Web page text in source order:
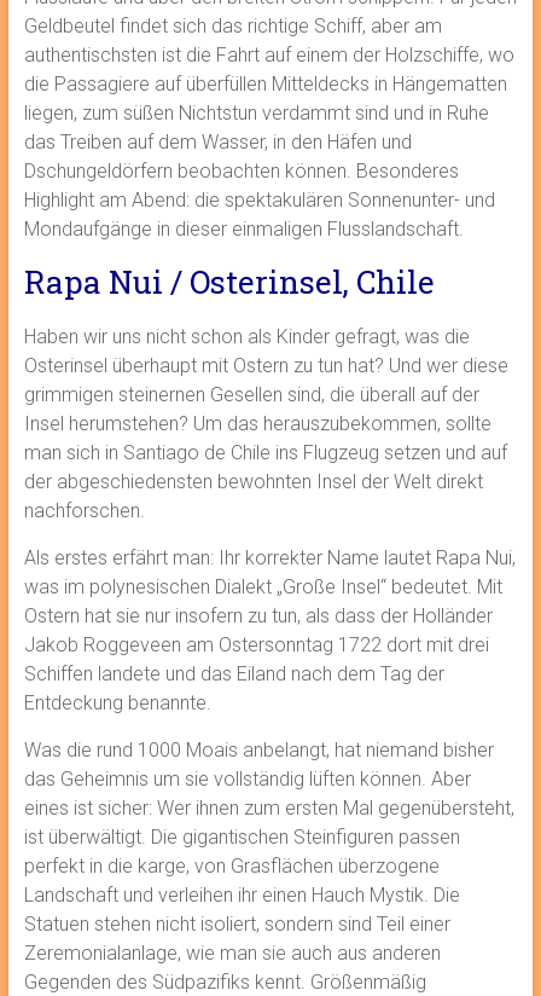
Geldbeutel findet sich das richtige Schiff, aber am
authentischsten ist die Fahrt auf einem der Holzschiffe, wo
die Passagiere auf überfüllen Mitteldecks in Hängematten
liegen, zum süßen Nichtstun verdammt sind und in Ruhe
das Treiben auf dem Wasser, in den Häfen und
Dschungeldörfern beobachten können. Besonderes
Highlight am Abend: die spektakulären Sonnenunter- und
Mondaufgänge in dieser einmaligen Flusslandschaft.
Rapa Nui / Osterinsel, Chile
Haben wir uns nicht schon als Kinder gefragt, was die
Osterinsel überhaupt mit Ostern zu tun hat? Und wer diese
grimmigen steinernen Gesellen sind, die überall auf der
Insel herumstehen? Um das herauszubekommen, sollte
man sich in Santiago de Chile ins Flugzeug setzen und auf
der abgeschiedensten bewohnten Insel der Welt direkt
nachforschen.
Als erstes erfährt man: Ihr korrekter Name lautet Rapa Nui,
was im polynesischen Dialekt „Große Insel“ bedeutet. Mit
Ostern hat sie nur insofern zu tun, als dass der Holländer
Jakob Roggeveen am Ostersonntag 1722 dort mit drei
Schiffen landete und das Eiland nach dem Tag der
Entdeckung benannte.
Was die rund 1000 Moais anbelangt, hat niemand bisher
das Geheimnis um sie vollständig lüften können. Aber
eines ist sicher: Wer ihnen zum ersten Mal gegenübersteht,
ist überwältigt. Die gigantischen Steinfiguren passen
perfekt in die karge, von Grasflächen überzogene
Landschaft und verleihen ihr einen Hauch Mystik. Die
Statuen stehen nicht isoliert, sondern sind Teil einer
Zeremonialanlage, wie man sie auch aus anderen
Gegenden des Südpazifiks kennt. Größenmäßig